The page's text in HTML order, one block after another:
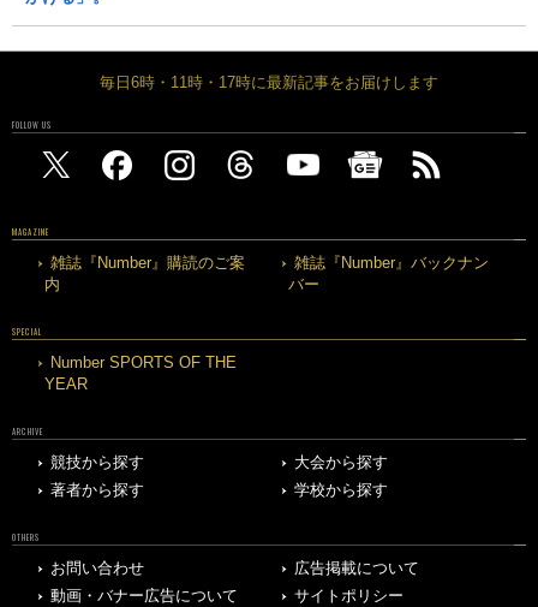
毎日6時・11時・17時に最新記事をお届けします
FOLLOW US
MAGAZINE
雑誌『Number』購読のご案
内
雑誌『Number』バックナン
バー
SPECIAL
Number SPORTS OF THE
YEAR
ARCHIVE
競技から探す
大会から探す
著者から探す
学校から探す
OTHERS
お問い合わせ
広告掲載について
動画・バナー広告について
サイトポリシー